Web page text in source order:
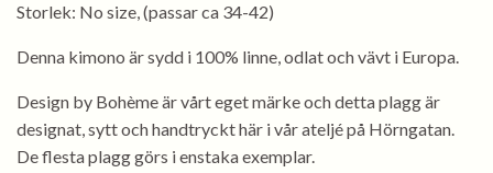
Storlek: No size, (passar ca 34-42)
Denna kimono är sydd i 100% linne, odlat och vävt i Europa.
Design by Bohème är vårt eget märke och detta plagg är
designat, sytt och handtryckt här i vår ateljé på Hörngatan.
De flesta plagg görs i enstaka exemplar.